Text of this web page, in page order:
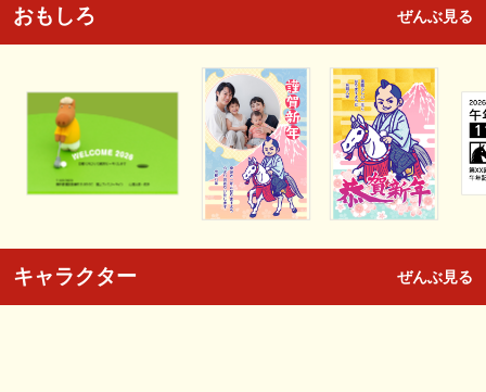
おもしろ ぜんぶ見る
キャラクター ぜんぶ見る